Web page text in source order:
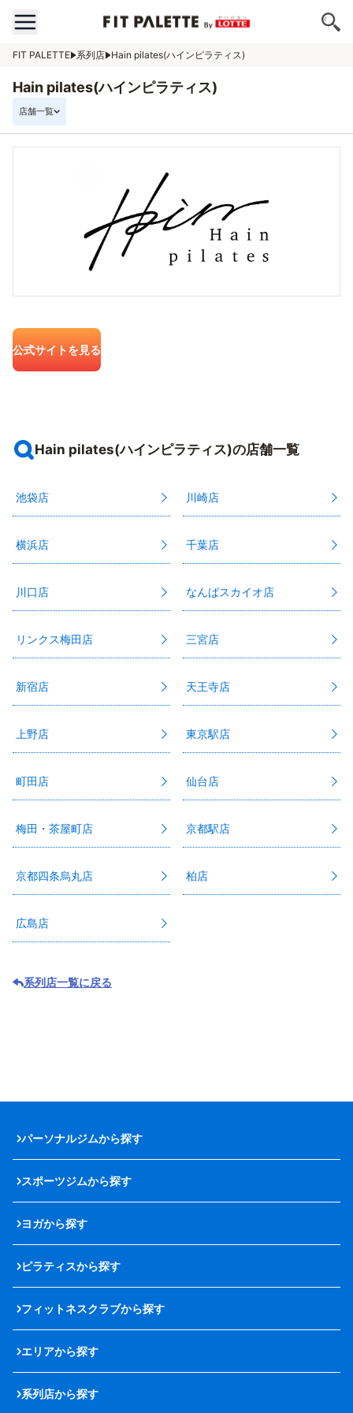
FIT PALETTE 系列店 Hain pilates(ハインピラティス)
Hain pilates(ハインピラティス)
店舗一覧
公式サイトを見る
Hain pilates(ハインピラティス)の店舗一覧
池袋店 川崎店
横浜店 千葉店
川口店 なんばスカイオ店
リンクス梅田店 三宮店
新宿店 天王寺店
上野店 東京駅店
町田店 仙台店
梅田・茶屋町店 京都駅店
京都四条烏丸店 柏店
広島店
系列店一覧に戻る
パーソナルジムから探す
スポーツジムから探す
ヨガから探す
ピラティスから探す
フィットネスクラブから探す
エリアから探す
系列店から探す